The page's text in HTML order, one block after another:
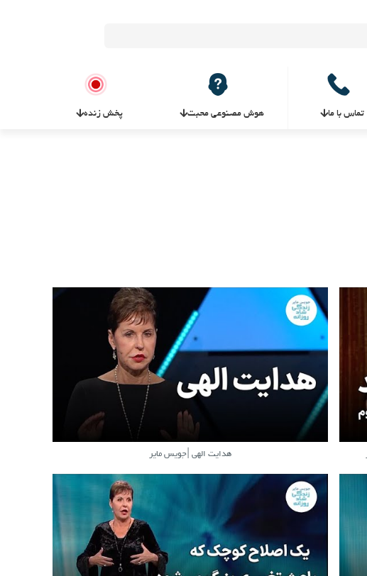
تماس با ما هوش مصنوعی محبت پخش زنده
هدایت الهی |جویس مایر